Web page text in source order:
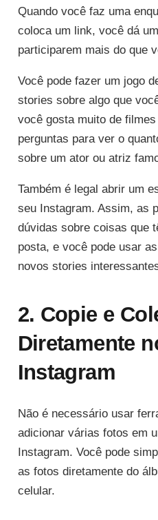
Quando você faz uma
coloca um link, você dá
participarem mais do que
Você pode fazer um jogo
stories sobre algo que
você gosta muito de
perguntas para ver o
sobre um ator ou atriz
Também é legal abrir um
seu Instagram. Assim, as
dúvidas sobre coisas que
posta, e você pode usar
novos stories
2. Copie e
Diretamente
Instagram
Não é necessário usar
adicionar várias fotos em
Instagram. Você pode
as fotos diretamente do
celular.